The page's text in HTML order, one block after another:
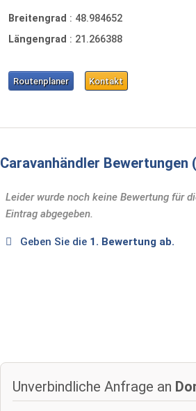
Breitengrad : 48.984652
Längengrad : 21.266388
Routenplaner Kontakt
Caravanhändler Bewertungen
Leider wurde noch keine Bewertung für
Eintrag abgegeben.
Geben Sie die 1. Bewertung ab.
Unverbindliche Anfrage an